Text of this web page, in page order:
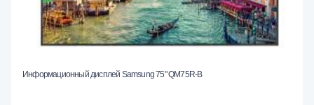
Информационный дисплей Samsung 75" QM75R-B